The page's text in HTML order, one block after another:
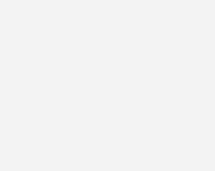
Wolf in seinem Salon.
Hygienekonzept
macht das
und Beschäftigten